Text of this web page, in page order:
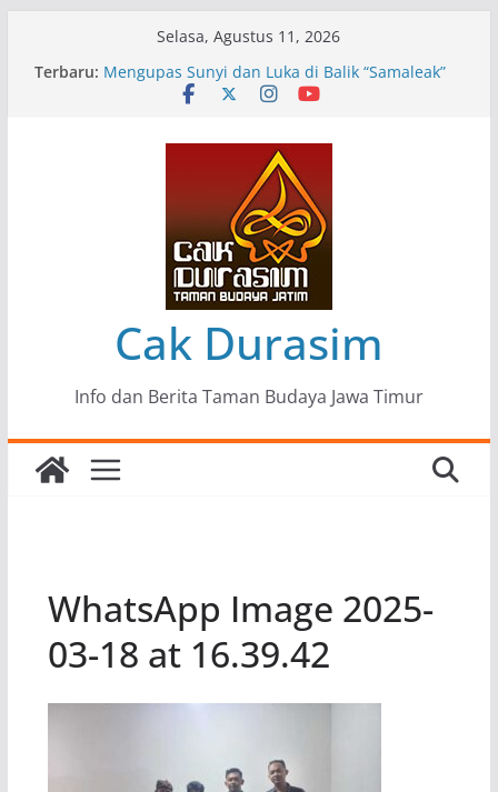
Selasa, Agustus 11, 2026
Terbaru: Pameran Lukisan Komunitas Patria Seni Rupa
Kota Blitar : Ketika “Bergerak” Menjadi Mantra
Mengupas Sunyi dan Luka di Balik “Samaleak”
Menjaga Marwah Seni dan Budaya: Catatan
Kunjungan Kerja Ir. Bambang Haryo Soekartono
(BHS) Anggota DPR RI ke Taman Budaya Jawa
Pameran Tunggal 35 Karya Agus Koecink
“Tumbang Tambang”, Ungkapan Kritis Tentang
Derita Pekerja Pertambangan
Cak Durasim
Info dan Berita Taman Budaya Jawa Timur
WhatsApp Image 2025-
03-18 at 16.39.42